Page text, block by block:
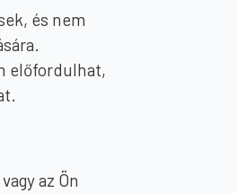
és nem
előfordulhat,
az Ön